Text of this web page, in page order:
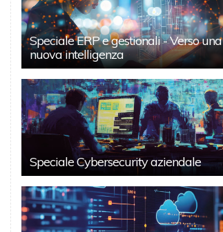
Speciale ERP e gestionali - Verso una
nuova intelligenza
Speciale Cybersecurity aziendale